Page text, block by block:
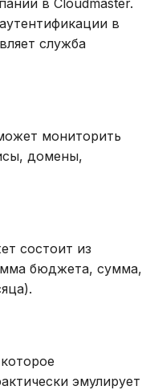
в
служба
мониторить
домены,
состоит из
бюджета, сумма,
эмулирует